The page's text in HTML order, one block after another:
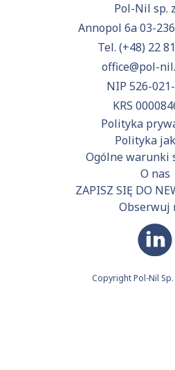
Pol-Nil sp.
Annopol 6a 03-
Tel. (+48) 22
office@pol-
NIP 526-
KRS
Polityka
Polityka
Ogólne warunki
O nas
ZAPISZ SIĘ DO
Obserwuj
Copyright Pol-Nil